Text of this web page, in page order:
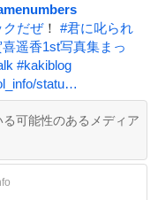
クだぜ！ #君に叱られ
喜遥香1st写真集まっ
#kakiblog
statu…
可能性のあるメディア